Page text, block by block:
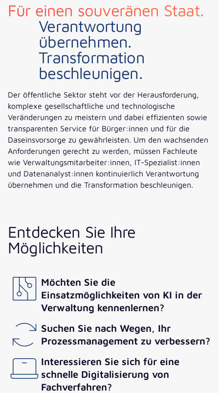
Für einen souveränen Staat.
Verantwortung
übernehmen.
Transformation
beschleunigen.
Der öffentliche Sektor steht vor der Herausforderung,
komplexe gesellschaftliche und technologische
Veränderungen zu meistern und dabei effizienten sowie
transparenten Service für Bürger:innen und für die
Daseinsvorsorge zu gewährleisten. Um den wachsenden
Anforderungen gerecht zu werden, müssen Fachleute
wie Verwaltungsmitarbeiter:innen, IT-Spezialist:innen
und Datenanalyst:innen kontinuierlich Verantwortung
übernehmen und die Transformation beschleunigen.
Entdecken Sie Ihre
Möglichkeiten
Möchten Sie die
Einsatzmöglichkeiten von KI in der
Verwaltung kennenlernen?
Suchen Sie nach Wegen, Ihr
Prozessmanagement zu verbessern?
Interessieren Sie sich für eine
schnelle Digitalisierung von
Fachverfahren?